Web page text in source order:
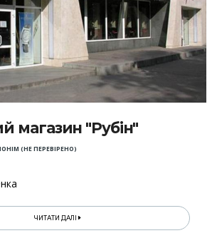
магазин "Рубін"
(НЕ ПЕРЕВІРЕНО)
ЧИТАТИ ДАЛІ